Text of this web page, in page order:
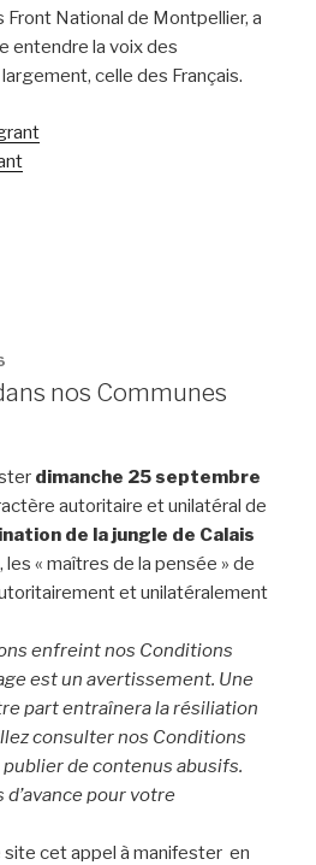
Front National de Montpellier, a
entendre la voix des
celle des Français.
nos Communes
dimanche 25 septembre
autoritaire et unilatéral de
de la jungle de Calais
, les « maîtres de la pensée » de
et unilatéralement
enfreint nos Conditions
est un avertissement. Une
part entraînera la résiliation
consulter nos Conditions
de contenus abusifs.
pour votre
site cet appel à manifester en